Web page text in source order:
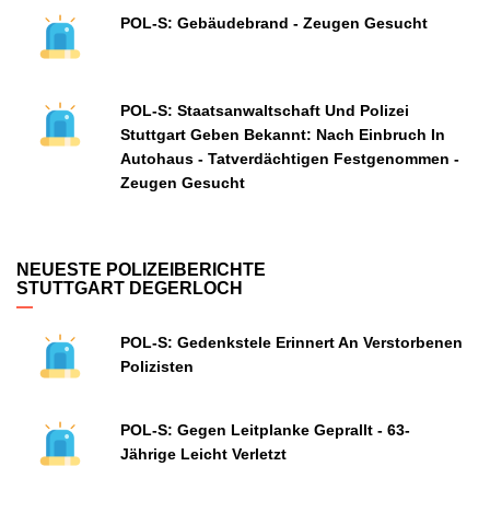
POL-S: Gebäudebrand - Zeugen Gesucht
POL-S: Staatsanwaltschaft Und Polizei
Stuttgart Geben Bekannt: Nach Einbruch In
Autohaus - Tatverdächtigen Festgenommen -
Zeugen Gesucht
NEUESTE POLIZEIBERICHTE
STUTTGART DEGERLOCH
POL-S: Gedenkstele Erinnert An Verstorbenen
Polizisten
POL-S: Gegen Leitplanke Geprallt - 63-
Jährige Leicht Verletzt